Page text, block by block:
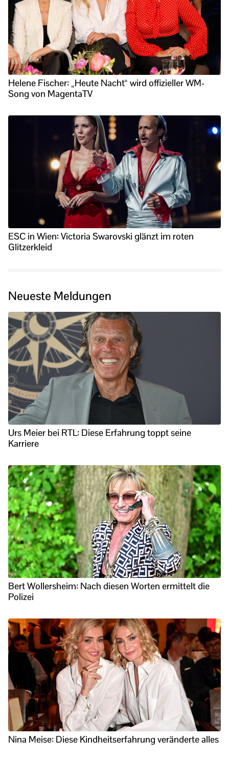
Helene Fischer: „Heute Nacht“ wird offizieller WM-
Song von MagentaTV
ESC in Wien: Victoria Swarovski glänzt im roten
Glitzerkleid
Neueste Meldungen
Urs Meier bei RTL: Diese Erfahrung toppt seine
Karriere
Bert Wollersheim: Nach diesen Worten ermittelt die
Polizei
Nina Meise: Diese Kindheitserfahrung veränderte alles